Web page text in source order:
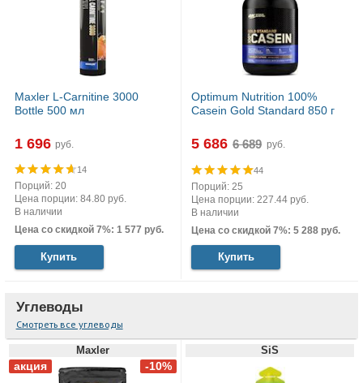
Maxler L-Carnitine 3000
Bottle 500 мл
1 696 руб.
14
Порций: 20
Цена порции: 84.80 руб.
В наличии
Цена со скидкой 7%: 1 577 руб.
Купить
Optimum Nutrition 100%
Casein Gold Standard 850 г
5 686 руб.
44
Порций: 25
Цена порции: 227.44 руб.
В наличии
Цена со скидкой 7%: 5 288 руб.
Купить
Углеводы
Смотреть все углеводы
Maxler SiS